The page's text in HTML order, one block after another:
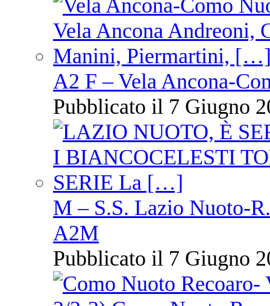
A2 F – Vela Ancona-
Pubblicato il 7 Giugno
M – S.S. Lazio Nuoto-
A2M
Pubblicato il 7 Giugno